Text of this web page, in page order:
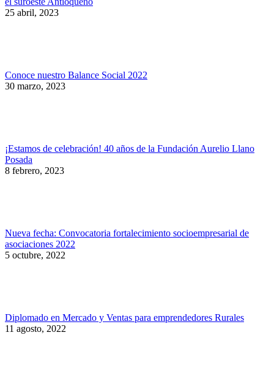
25 abril, 2023
Conoce nuestro Balance Social 2022
30 marzo, 2023
¡Estamos de celebración! 40 años de la Fundación Aurelio Llano
Posada
8 febrero, 2023
Nueva fecha: Convocatoria fortalecimiento socioempresarial de
asociaciones 2022
5 octubre, 2022
Diplomado en Mercado y Ventas para emprendedores Rurales
11 agosto, 2022